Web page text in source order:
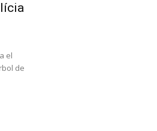
el
de